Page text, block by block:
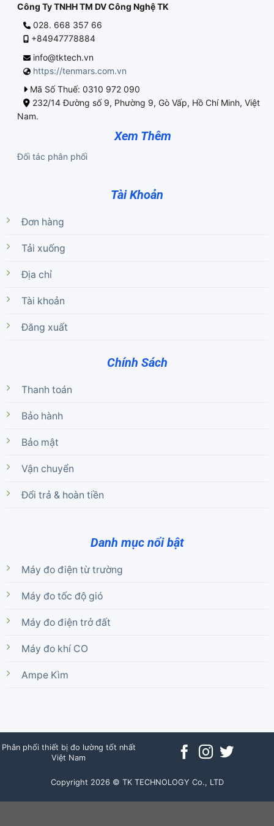
Công Ty TNHH TM DV Công Nghệ TK
028. 668 357 66
+84947778884
info@tktech.vn
https://tenmars.com.vn
Mã Số Thuế: 0310 972 090
232/14 Đường số 9, Phường 9, Gò Vấp, Hồ Chí Minh, Việt
Nam.
Xem Thêm
Đối tác phân phối
Tài Khoản
Đơn hàng
Tải xuống
Địa chỉ
Tài khoản
Đăng xuất
Chính Sách
Thanh toán
Bảo hành
Bảo mật
Vận chuyển
Đổi trả & hoàn tiền
Danh mục nổi bật
Máy đo điện từ trường
Máy đo tốc độ gió
Máy đo điện trở đất
Máy đo khí CO
Ampe Kìm
Copyright 2026 © TK TECHNOLOGY Co., LTD
Phân phối thiết bị đo lường tốt nhất
Việt Nam